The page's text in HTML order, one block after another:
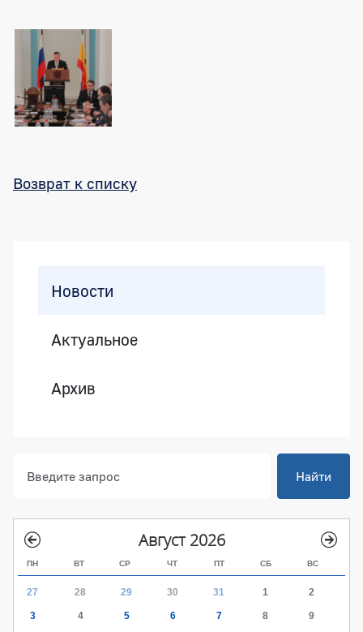
Возврат к списку
Новости
Актуальное
Архив
Найти
Август 2026
ПН ВТ СР ЧТ ПТ СБ ВС
27 28 29 30 31 1 2
3 4 5 6 7 8 9